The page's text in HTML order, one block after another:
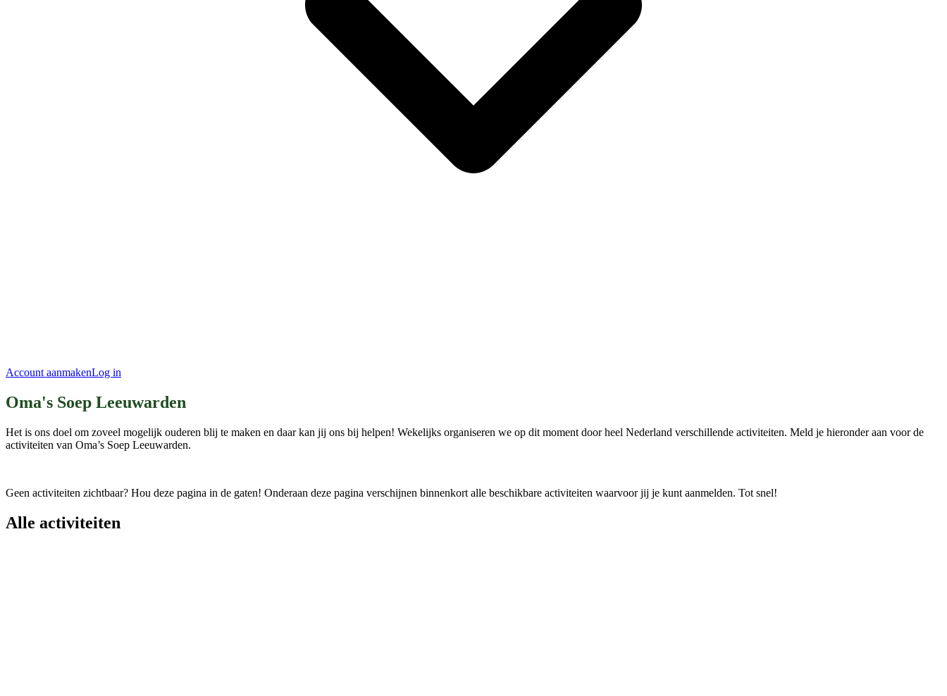
Account aanmakenLog in
Oma's Soep Leeuwarden
Het is ons doel om zoveel mogelijk ouderen blij te maken en daar kan jij ons bij helpen! Wekelijks organiseren we op dit moment door heel Nederland verschillende activiteiten. Meld je hieronder aan voor de
activiteiten van Oma’s Soep Leeuwarden.
Geen activiteiten zichtbaar? Hou deze pagina in de gaten! Onderaan deze pagina verschijnen binnenkort alle beschikbare activiteiten waarvoor jij je kunt aanmelden. Tot snel!
Alle activiteiten